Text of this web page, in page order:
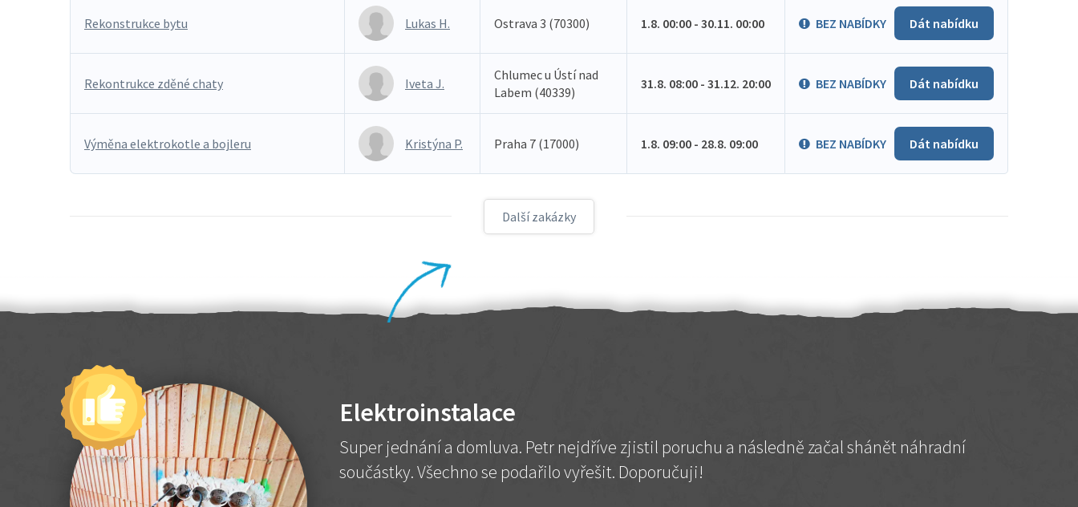
Rekonstrukce bytu Lukas H. Ostrava 3 (70300) 1.8. 00:00 - 30.11. 00:00 BEZ NABÍDKY Dát nabídku
Rekontrukce zděné chaty Iveta J.
Chlumec u Ústí nad
Labem (40339)
31.8. 08:00 - 31.12. 20:00 BEZ NABÍDKY Dát nabídku
Výměna elektrokotle a bojleru Kristýna P. Praha 7 (17000) 1.8. 09:00 - 28.8. 09:00 BEZ NABÍDKY Dát nabídku
Další zakázky
Elektroinstalace
Super jednání a domluva. Petr nejdříve zjistil poruchu a následně začal shánět náhradní
součástky. Všechno se podařilo vyřešit. Doporučuji!